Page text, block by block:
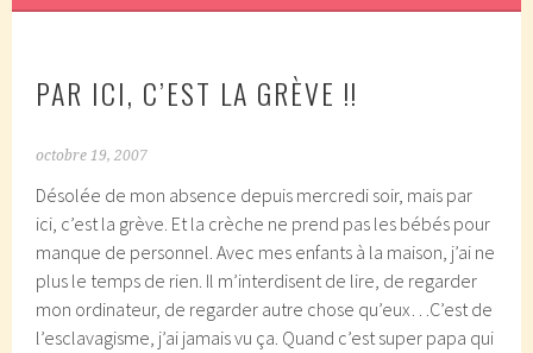
PROPULSE SUPER MAMAN! CA DONNE DEUX FOIS PLUS DE
PAR ICI, C’EST LA GRÈVE !!
octobre 19, 2007
Désolée de mon absence depuis mercredi soir, mais par
ici, c’est la grève. Et la crèche ne prend pas les bébés pour
manque de personnel. Avec mes enfants à la maison, j’ai ne
plus le temps de rien. Il m’interdisent de lire, de regarder
mon ordinateur, de regarder autre chose qu’eux…C’est de
l’esclavagisme, j’ai jamais vu ça. Quand c’est super papa qui